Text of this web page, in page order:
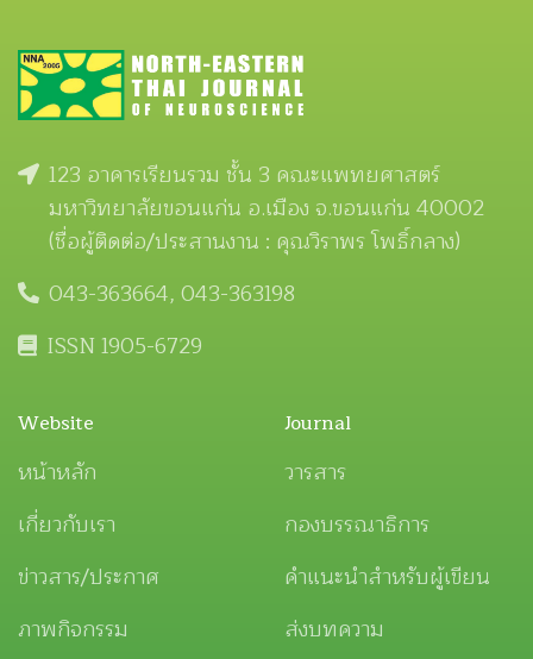
123 อาคารเรียนรวม ชั้น 3 คณะแพทยศาสตร์
มหาวิทยาลัยขอนแก่น อ.เมือง จ.ขอนแก่น 40002
(ชื่อผู้ติดต่อ/ประสานงาน : คุณวิราพร โพธิ์กลาง)
043-363664, 043-363198
ISSN 1905-6729
Website
หน้าหลัก
เกี่ยวกับเรา
ข่าวสาร/ประกาศ
ภาพกิจกรรม
Journal
วารสาร
กองบรรณาธิการ
คำแนะนำสำหรับผู้เขียน
ส่งบทความ